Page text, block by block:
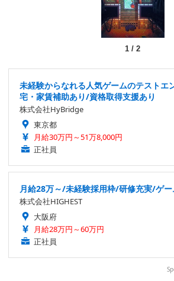
1/ 2
未経験からなれる人気ゲームのテストエ
宅・家賃補助あり/資格取得支援あり
株式会社HyBridge
東京都
月給30万円～51万8,000円
正社員
月給28万～/未経験採用枠/研修充実/ゲ
株式会社HIGHEST
大阪府
月給28万円～60万円
正社員